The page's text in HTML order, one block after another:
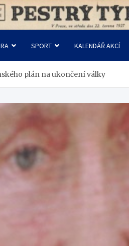
SPORT KALENDÁŘ AKCÍ
plán na ukončení války